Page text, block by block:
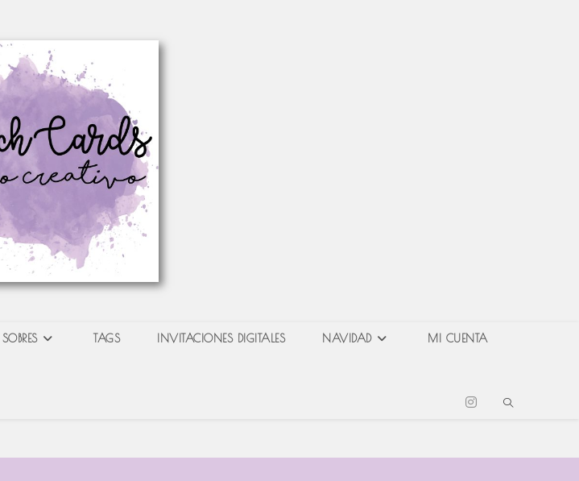
SOBRES TAGS INVITACIONES DIGITALES NAVIDAD MI CUENTA